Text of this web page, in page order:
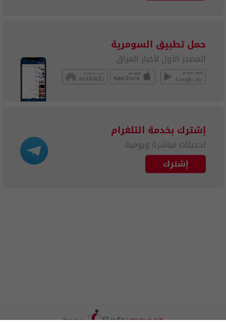
حمل تطبيق السومرية
المصدر الأول لأخبار العراق
إشترك بخدمة التلغرام
تحديثات مباشرة ويومية
إشترك